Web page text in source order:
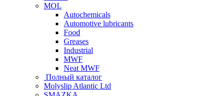
MOL
Autochemicals
Automotive lubricants
Food
Greases
Industrial
MWF
Neat MWF
Полный каталог
Molyslip Atlantic Ltd